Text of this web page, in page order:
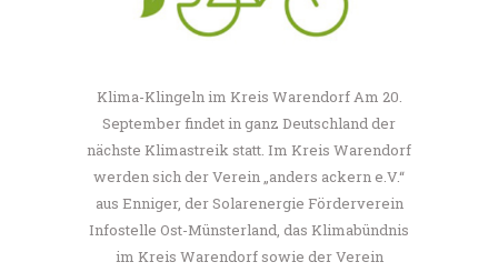
Klima-Klingeln im Kreis Warendorf Am 20.
September findet in ganz Deutschland der
nächste Klimastreik statt. Im Kreis Warendorf
werden sich der Verein „anders ackern e.V.“
aus Enniger, der Solarenergie Förderverein
Infostelle Ost-Münsterland, das Klimabündnis
im Kreis Warendorf sowie der Verein